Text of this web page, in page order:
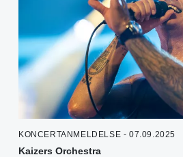
KONCERTANMELDELSE - 07.09.2025
Kaizers Orchestra